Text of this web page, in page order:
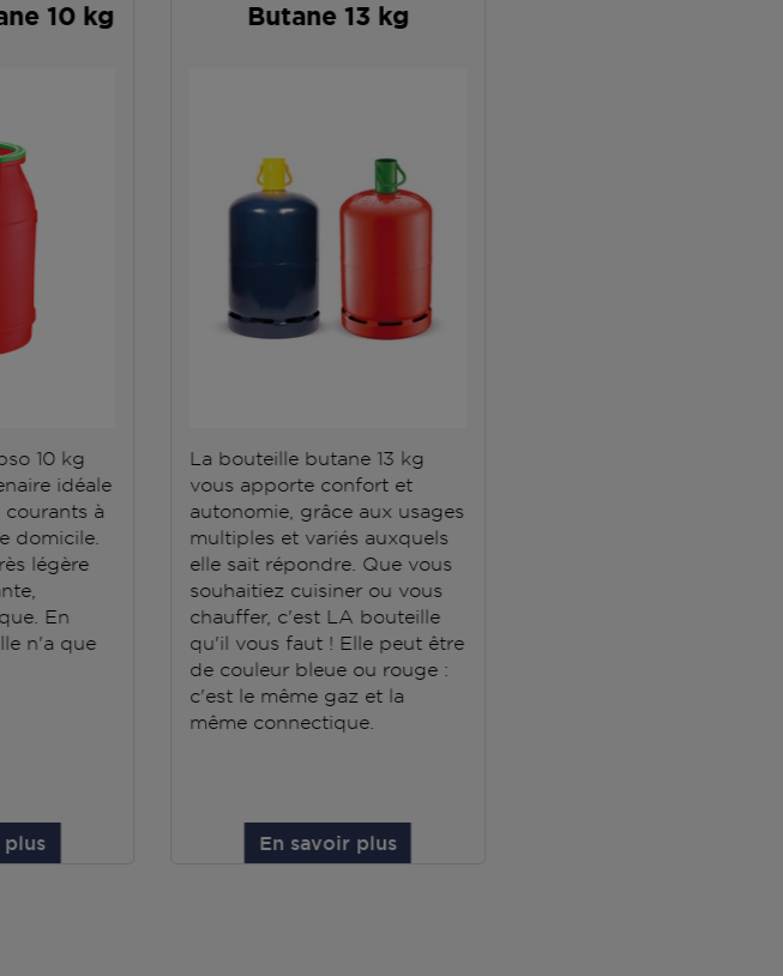
10 kg
10 kg
idéale
courants à
domicile.
légère
En
n'a que
plus
Butane 13 kg
La bouteille butane 13 kg
vous apporte confort et
autonomie, grâce aux usages
multiples et variés auxquels
elle sait répondre. Que vous
souhaitiez cuisiner ou vous
chauffer, c'est LA bouteille
qu'il vous faut ! Elle peut être
de couleur bleue ou rouge :
c'est le même gaz et la
même connectique.
En savoir plus